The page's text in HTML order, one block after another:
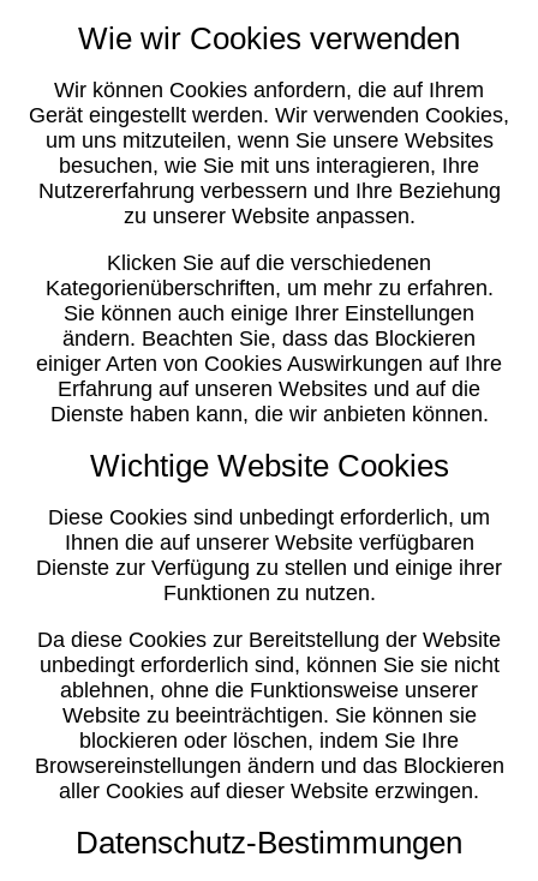
Wie wir Cookies verwenden
Wir können Cookies anfordern, die auf Ihrem
Gerät eingestellt werden. Wir verwenden Cookies,
um uns mitzuteilen, wenn Sie unsere Websites
besuchen, wie Sie mit uns interagieren, Ihre
Nutzererfahrung verbessern und Ihre Beziehung
zu unserer Website anpassen.
Klicken Sie auf die verschiedenen
Kategorienüberschriften, um mehr zu erfahren.
Sie können auch einige Ihrer Einstellungen
ändern. Beachten Sie, dass das Blockieren
einiger Arten von Cookies Auswirkungen auf Ihre
Erfahrung auf unseren Websites und auf die
Dienste haben kann, die wir anbieten können.
Wichtige Website Cookies
Diese Cookies sind unbedingt erforderlich, um
Ihnen die auf unserer Website verfügbaren
Dienste zur Verfügung zu stellen und einige ihrer
Funktionen zu nutzen.
Da diese Cookies zur Bereitstellung der Website
unbedingt erforderlich sind, können Sie sie nicht
ablehnen, ohne die Funktionsweise unserer
Website zu beeinträchtigen. Sie können sie
blockieren oder löschen, indem Sie Ihre
Browsereinstellungen ändern und das Blockieren
aller Cookies auf dieser Website erzwingen.
Datenschutz-Bestimmungen